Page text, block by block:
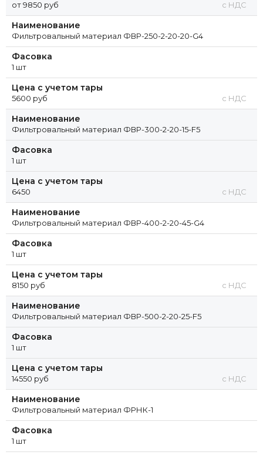
от 9850 руб с НДС
Наименование
Фильтровальный материал ФВР-250-2-20-20-G4
Фасовка
1 шт
Цена с учетом тары
5600 руб с НДС
Наименование
Фильтровальный материал ФВР-300-2-20-15-F5
Фасовка
1 шт
Цена с учетом тары
6450 с НДС
Наименование
Фильтровальный материал ФВР-400-2-20-45-G4
Фасовка
1 шт
Цена с учетом тары
8150 руб с НДС
Наименование
Фильтровальный материал ФВР-500-2-20-25-F5
Фасовка
1 шт
Цена с учетом тары
14550 руб с НДС
Наименование
Фильтровальный материал ФРНК-1
Фасовка
1 шт